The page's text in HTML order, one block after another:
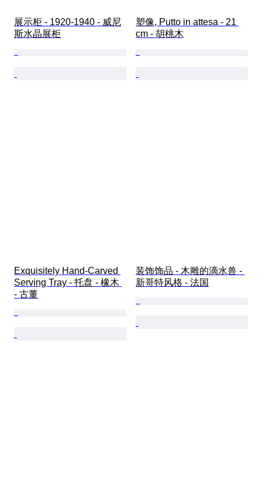
展示柜 - 1920-1940 - 威尼
斯水晶展柜
塑像, Putto in attesa - 21
cm - 胡桃木
Exquisitely Hand-Carved
Serving Tray - 托盘 - 橡木
- 古董
装饰饰品 - 木雕的滴水兽 -
新哥特风格 - 法国